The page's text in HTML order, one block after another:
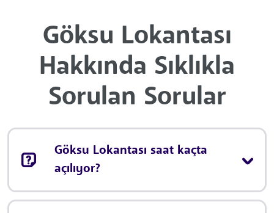
Göksu Lokantası
Hakkında Sıklıkla
Sorulan Sorular
Göksu Lokantası saat kaçta
açılıyor?